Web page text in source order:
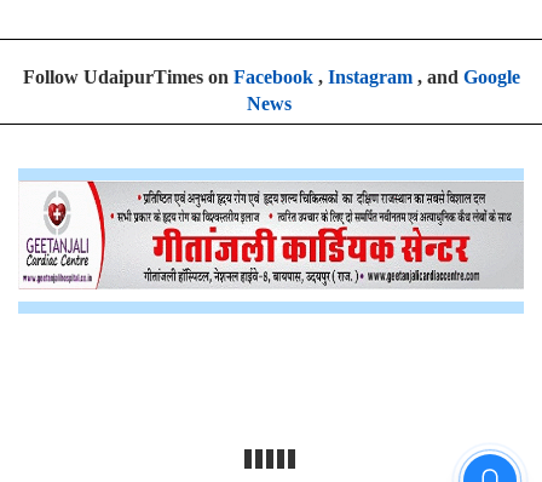
Follow UdaipurTimes on Facebook, Instagram, and Google
News